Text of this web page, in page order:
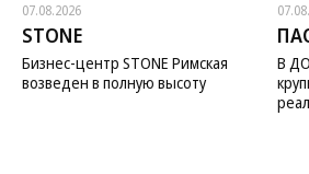
07.08.2026
STONE
Бизнес-центр STONE Римская
возведен в полную высоту
В